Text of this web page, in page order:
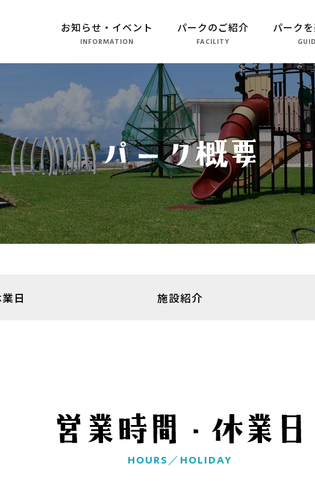
お知らせ・イベント
INFORMATION
パークのご紹介
FACILITY
パーク
パークのご紹介
長崎市恐竜博物館
こども広場
水仙の丘
インフォメーションセンター
日 施設紹介
HOURS／HOLIDAY